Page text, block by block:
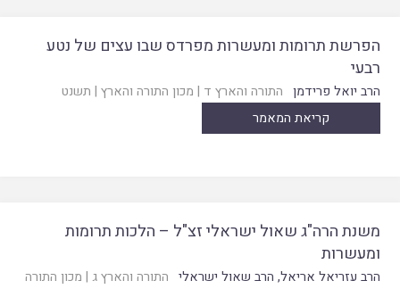
הפרשת תרומות ומעשרות מפרדס שבו עצים של נטע
רבעי
הרב יואל פרידמן התורה והארץ ד | מכון התורה והארץ | תשנט
קריאת המאמר
משנת הרה"ג שאול ישראלי זצ"ל – הלכות תרומות
ומעשרות
הרב עזריאל אריאל, הרב שאול ישראלי התורה והארץ ג | מכון התורה